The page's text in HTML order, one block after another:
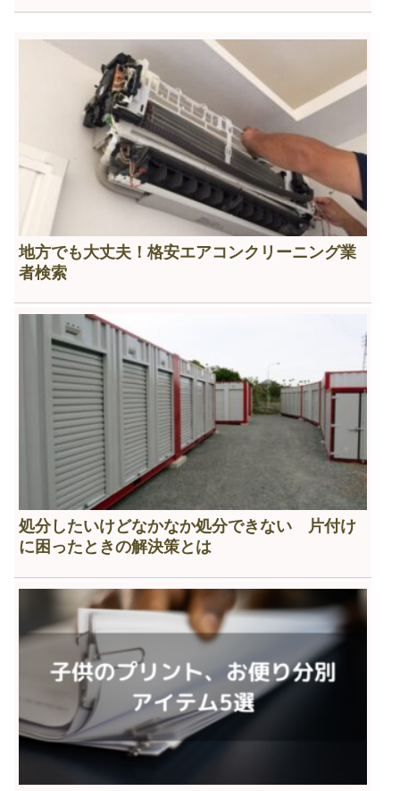
地方でも大丈夫！格安エアコンクリーニング業
者検索
処分したいけどなかなか処分できない 片付け
に困ったときの解決策とは